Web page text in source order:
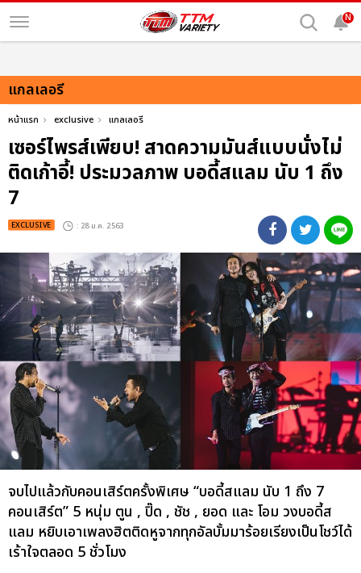
N
แกลเลอรี
หน้าแรก exclusive แกลเลอรี
เซอร์ไพรส์เพียบ! สาดความมันส์แบบนั่งไม่
ติดเก้าอี้! ประมวลภาพ บอดี้สแลม นับ 1 ถึง
7
EXCLUSIVE : 28 ม.ค. 2563
จบไปแล้วกับคอนเสิร์ตครั้งพิเศษ “บอดี้สแลม นับ 1 ถึง 7
คอนเสิร์ต” 5 หนุ่ม ตูน , ปิ๊ด , ชัช , ยอด และ โอม วงบอดี้ส
แลม หยิบเอาเพลงฮิตติดหูจากทุกอัลบั้มมาร้อยเรียงเป็นโชว์ได้
เร้าใจตลอด 5 ชั่วโมง